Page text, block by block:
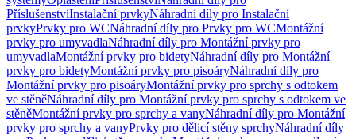
PříslušenstvíInstalační prvkyNáhradní díly pro Instalační
prvkyPrvky pro WCNáhradní díly pro Prvky pro WCMontážní
prvky pro umyvadlaNáhradní díly pro Montážní prvky pro
umyvadlaMontážní prvky pro bidetyNáhradní díly pro Montážní
prvky pro bidetyMontážní prvky pro pisoáryNáhradní díly pro
Montážní prvky pro pisoáryMontážní prvky pro sprchy s odtokem
ve stěněNáhradní díly pro Montážní prvky pro sprchy s odtokem ve
stěněMontážní prvky pro sprchy a vanyNáhradní díly pro Montážní
prvky pro sprchy a vanyPrvky pro dělicí stěny sprchyNáhradní díly